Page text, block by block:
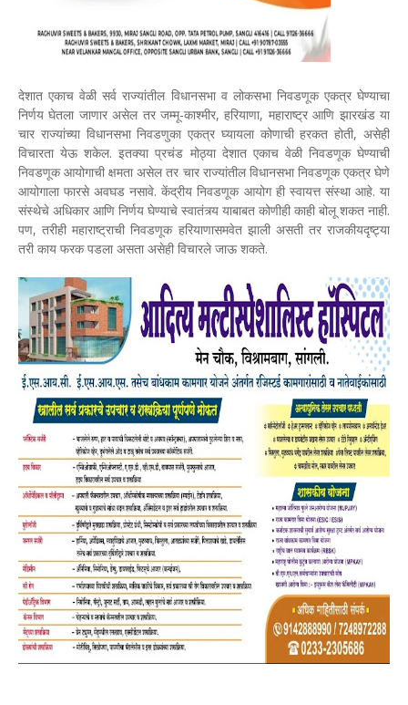
देशात एकाच वेळी सर्व राज्यांतील विधानसभा व लोकसभा निवडणूक एकत्र घेण्याचा
निर्णय घेतला जाणार असेल तर जम्मू-काश्मीर, हरियाणा, महाराष्ट्र आणि झारखंड या
चार राज्यांच्या विधानसभा निवडणुका एकत्र घ्यायला कोणाची हरकत होती, असेही
विचारता येऊ शकेल. इतक्या प्रचंड मोठ्या देशात एकाच वेळी निवडणूक घेण्याची
निवडणूक आयोगाची क्षमता असेल तर चार राज्यांतील विधानसभा निवडणूक एकत्र घेणे
आयोगाला फारसे अवघड नसावे. केंद्रीय निवडणूक आयोग ही स्वायत्त संस्था आहे. या
संस्थेचे अधिकार आणि निर्णय घेण्याचे स्वातंत्र्य याबाबत कोणीही काही बोलू शकत नाही.
पण, तरीही महाराष्ट्राची निवडणूक हरियाणासमवेत झाली असती तर राजकीयदृष्ट्या
तरी काय फरक पडला असता असेही विचारले जाऊ शकते.